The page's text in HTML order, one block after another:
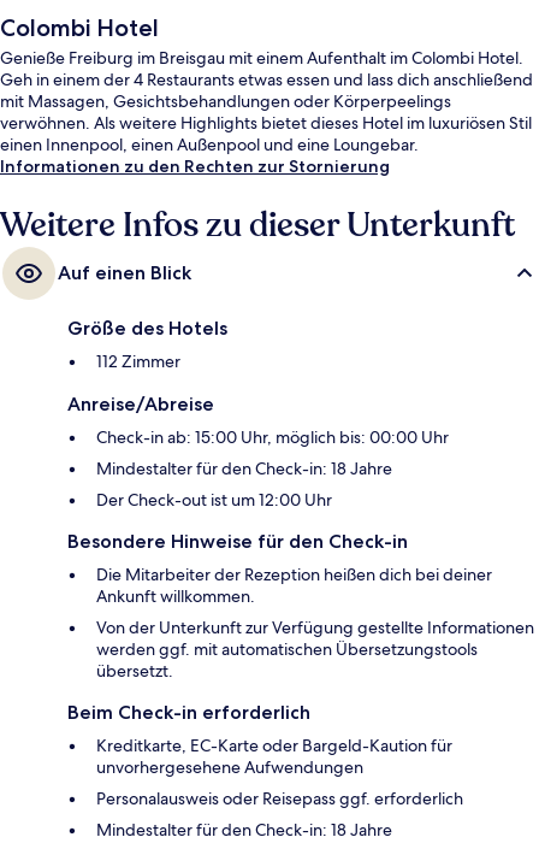
Colombi Hotel
Genieße Freiburg im Breisgau mit einem Aufenthalt im Colombi Hotel.
Geh in einem der 4 Restaurants etwas essen und lass dich anschließend
mit Massagen, Gesichtsbehandlungen oder Körperpeelings
verwöhnen. Als weitere Highlights bietet dieses Hotel im luxuriösen Stil
einen Innenpool, einen Außenpool und eine Loungebar.
Informationen zu den Rechten zur Stornierung
Weitere Infos zu dieser Unterkunft
Auf einen Blick
Größe des Hotels
112 Zimmer
Anreise/Abreise
Check-in ab: 15:00 Uhr, möglich bis: 00:00 Uhr
Mindestalter für den Check-in: 18 Jahre
Der Check-out ist um 12:00 Uhr
Besondere Hinweise für den Check-in
Die Mitarbeiter der Rezeption heißen dich bei deiner
Ankunft willkommen.
Von der Unterkunft zur Verfügung gestellte Informationen
werden ggf. mit automatischen Übersetzungstools
übersetzt.
Beim Check-in erforderlich
Kreditkarte, EC-Karte oder Bargeld-Kaution für
unvorhergesehene Aufwendungen
Personalausweis oder Reisepass ggf. erforderlich
Mindestalter für den Check-in: 18 Jahre